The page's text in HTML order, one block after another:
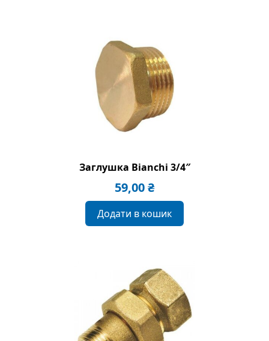
Заглушка Bianchi 3/4″
59,00₴
Додати в кошик